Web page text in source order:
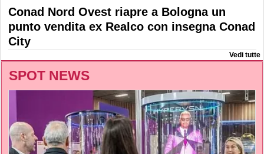
Conad Nord Ovest riapre a Bologna un
punto vendita ex Realco con insegna Conad
City
Vedi tutte
SPOT NEWS